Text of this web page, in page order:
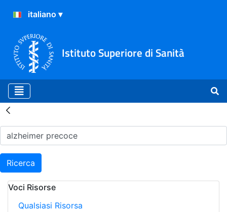
Istituto Superiore di Sanità
Risultati della Ricerca -
Ricerca
Voci Risorse
Qualsiasi Risorsa